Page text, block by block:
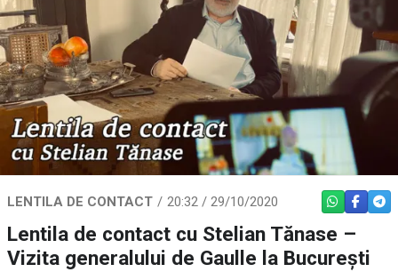
LENTILA DE CONTACT 20:32 / 29/10/2020 WHATSAPP
Lentila de contact cu Stelian Tănase –
Vizita generalului de Gaulle la București